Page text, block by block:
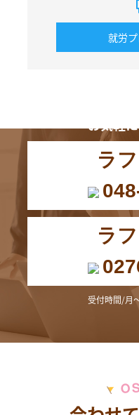
就労
お気軽
ラ
ラ
受付時間/月
OS